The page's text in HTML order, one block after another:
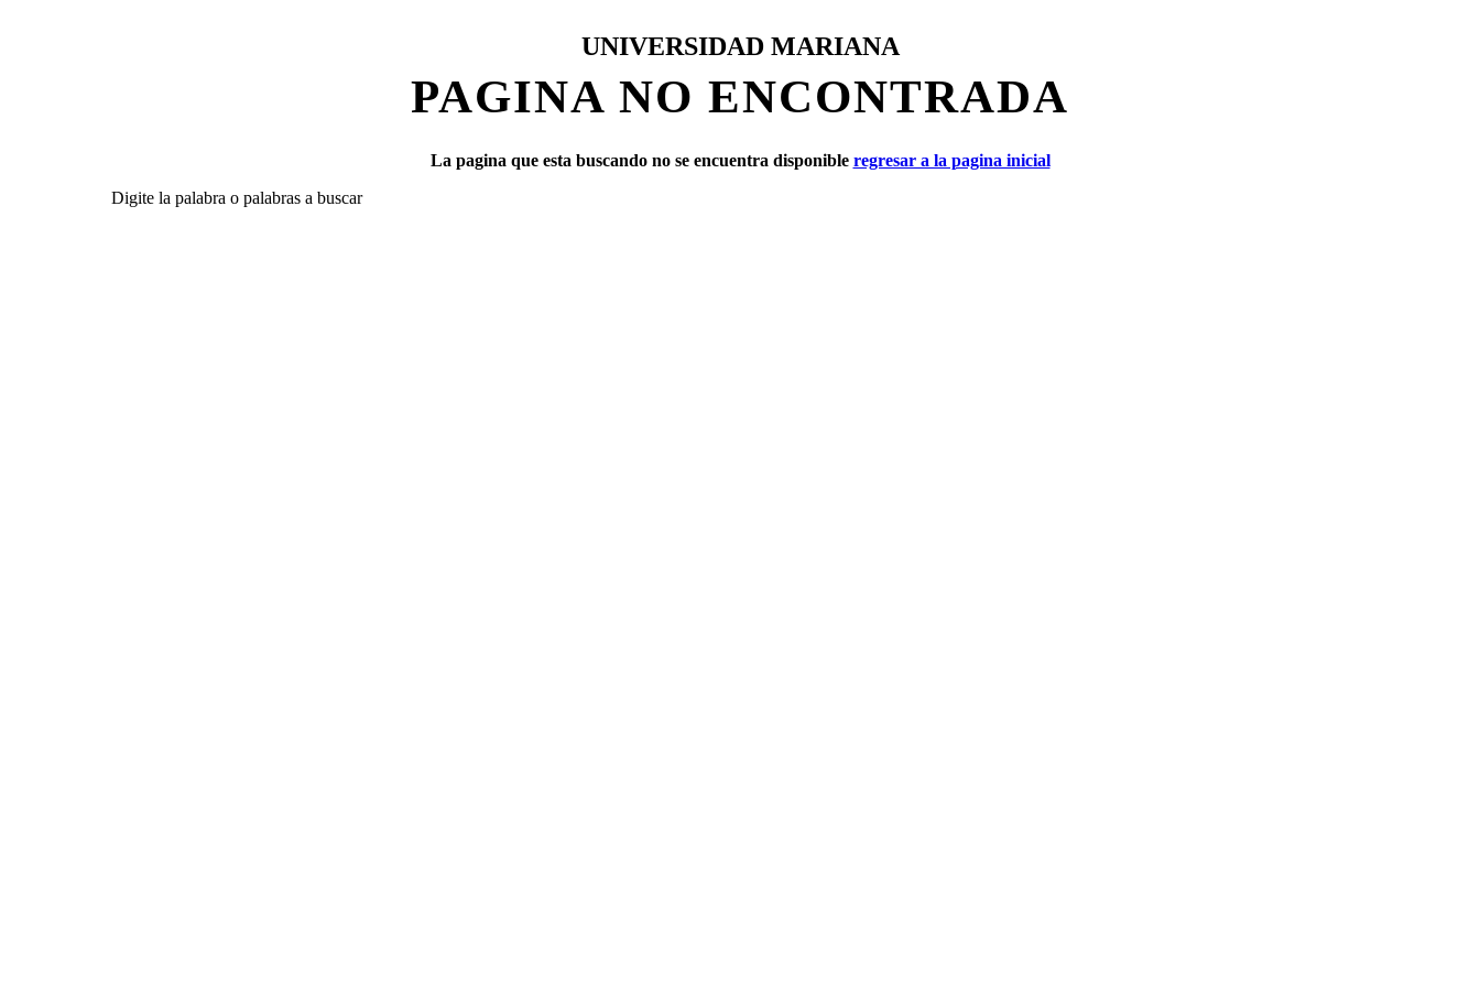
UNIVERSIDAD MARIANA
PAGINA NO ENCONTRADA
La pagina que esta buscando no se encuentra disponible regresar a la pagina inicial
Digite la palabra o palabras a buscar